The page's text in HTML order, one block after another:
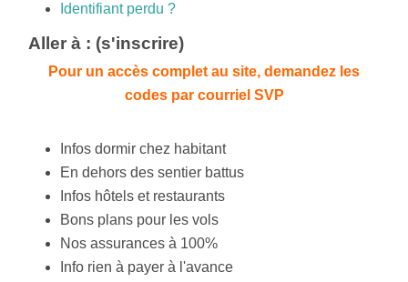
Identifiant perdu ?
Aller à : (s'inscrire)
Pour un accès complet au site, demandez les
codes par courriel SVP
Infos dormir chez habitant
En dehors des sentier battus
Infos hôtels et restaurants
Bons plans pour les vols
Nos assurances à 100%
Info rien à payer à l'avance